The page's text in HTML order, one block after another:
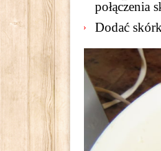
połączenia
Dodać